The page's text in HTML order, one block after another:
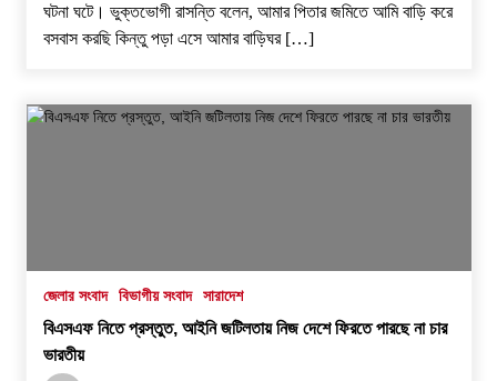
ঘটনা ঘটে। ভুক্তভোগী রাসন্তি বলেন, আমার পিতার জমিতে আমি বাড়ি করে
বসবাস করছি কিন্তু পড়া এসে আমার বাড়িঘর […]
জেলার সংবাদ বিভাগীয় সংবাদ সারাদেশ
বিএসএফ নিতে প্রস্তুত, আইনি জটিলতায় নিজ দেশে ফিরতে পারছে না চার
ভারতীয়